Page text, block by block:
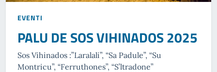
EVENTI
PALU DE SOS VIHINADOS 2025
Sos Vihinados :”Laralali”, “Sa Padule”, “Su
Montricu”, “Ferruthones”, “S’ltradone”